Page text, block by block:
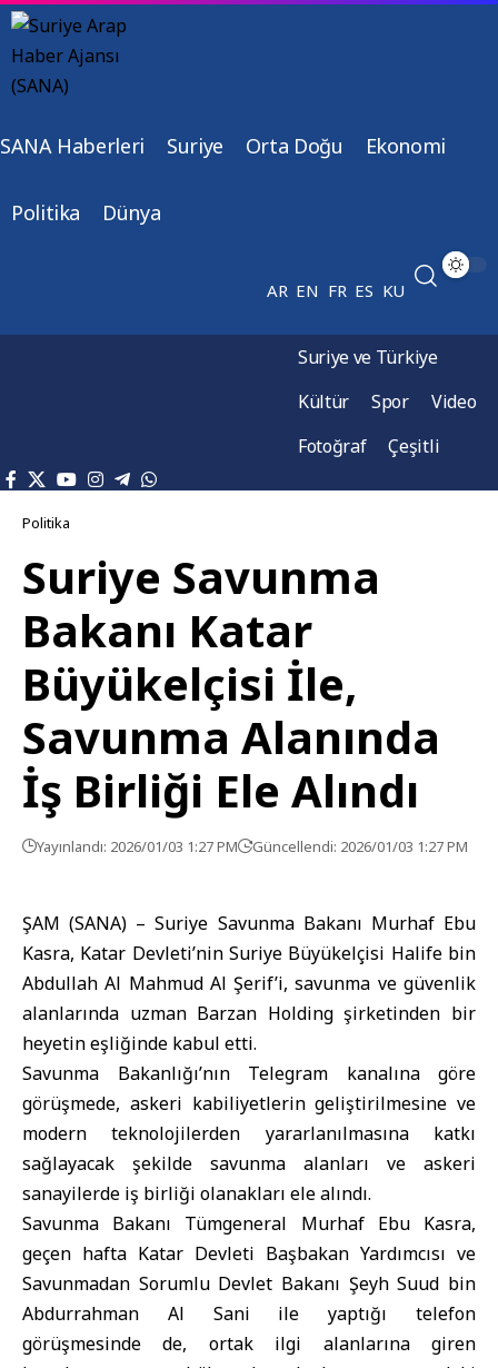
SANA Haberleri Suriye Orta Doğu Ekonomi
Politika Dünya
AR EN FR ES KU
Suriye ve Türkiye
Kültür
Spor
Video
Fotoğraf
Çeşitli
Politika
Suriye Savunma
Bakanı Katar
Büyükelçisi İle,
Savunma Alanında
İş Birliği Ele Alındı
Yayınlandı: 2026/01/03 1:27 PM Güncellendi: 2026/01/03 1:27 PM
ŞAM (SANA) – Suriye Savunma Bakanı Murhaf Ebu
Kasra, Katar Devleti’nin Suriye Büyükelçisi Halife bin
Abdullah Al Mahmud Al Şerif’i, savunma ve güvenlik
alanlarında uzman Barzan Holding şirketinden bir
heyetin eşliğinde kabul etti.
Savunma Bakanlığı’nın Telegram kanalına göre
görüşmede, askeri kabiliyetlerin geliştirilmesine ve
modern teknolojilerden yararlanılmasına katkı
sağlayacak şekilde savunma alanları ve askeri
sanayilerde iş birliği olanakları ele alındı.
Savunma Bakanı Tümgeneral Murhaf Ebu Kasra,
geçen hafta Katar Devleti Başbakan Yardımcısı ve
Savunmadan Sorumlu Devlet Bakanı Şeyh Suud bin
Abdurrahman Al Sani ile yaptığı telefon
görüşmesinde de, ortak ilgi alanlarına giren